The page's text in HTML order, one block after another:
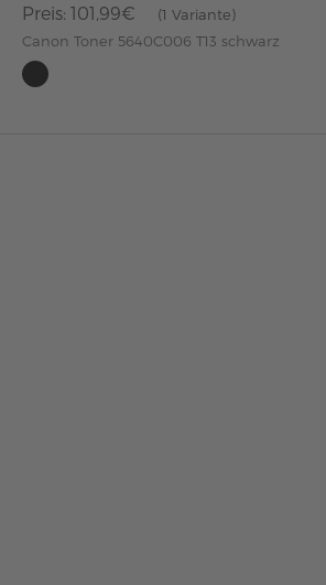
Preis: 101,99€
(1 Variante)
Canon Toner 5640C006 T13 schwarz